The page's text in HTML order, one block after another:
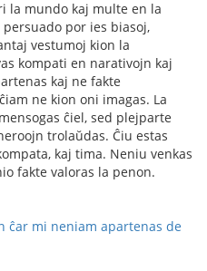
la mundo kaj multe en la
por ies biasoj,
vestumoj kion la
kompati en narativojn kaj
kaj ne fakte
ne kion oni imagas. La
ĉiel, sed plejparte
trolaŭdas. Ĉiu estas
kaj tima. Neniu venkas
fakte valoras la penon.
ĉar mi neniam apartenas de